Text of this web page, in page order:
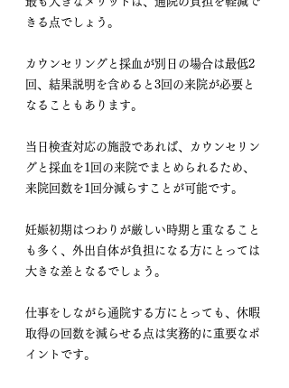
きる点でしょう。
カウンセリングと採血が別日の場合は最低2
回、結果説明を含めると3回の来院が必要と
なることもあります。
当日検査対応の施設であれば、カウンセリン
グと採血を1回の来院でまとめられるため、
来院回数を1回分減らすことが可能です。
妊娠初期はつわりが厳しい時期と重なること
も多く、外出自体が負担になる方にとっては
大きな差となるでしょう。
仕事をしながら通院する方にとっても、休暇
取得の回数を減らせる点は実務的に重要なポ
イントです。